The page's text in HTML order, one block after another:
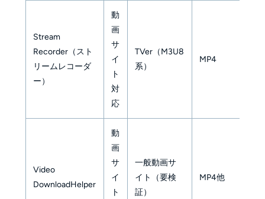
Stream
Recorder（スト
リームレコーダ
ー）
動
画
サ
イ
ト
対
応
TVer（M3U8
系）
MP4
Video
DownloadHelper
動
画
サ
イ
ト
一般動画サ
イト（要検
証）
MP4他